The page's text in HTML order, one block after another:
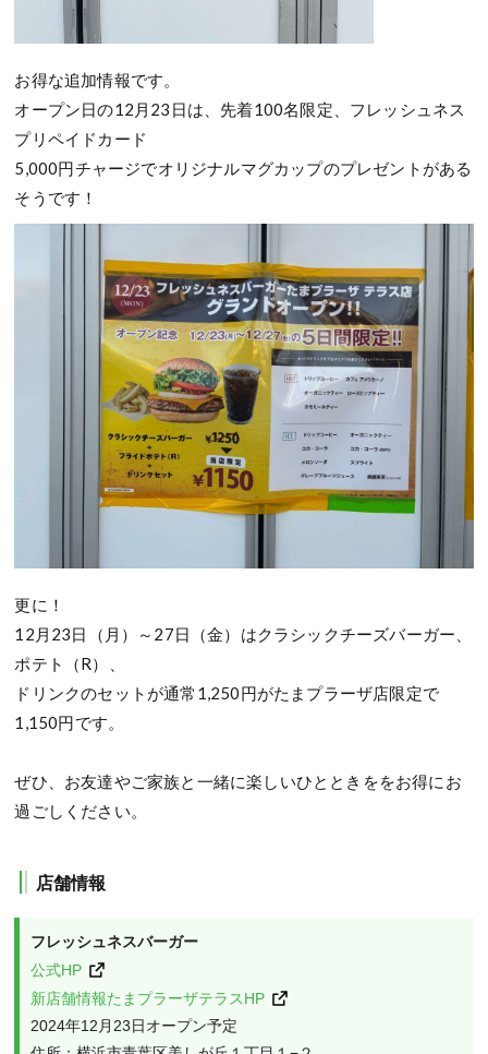
お得な追加情報です。
オープン日の12月23日は、先着100名限定、フレッシュネス
プリペイドカード
5,000円チャージでオリジナルマグカップのプレゼントがある
そうです！
更に！
12月23日（月）～27日（金）はクラシックチーズバーガー、
ポテト（R）、
ドリンクのセットが通常1,250円がたまプラーザ店限定で
1,150円です。
ぜひ、お友達やご家族と一緒に楽しいひとときををお得にお
過ごしください。
店舗情報
フレッシュネスバーガー
公式HP
新店舗情報たまプラーザテラスHP
2024年12月23日オープン予定